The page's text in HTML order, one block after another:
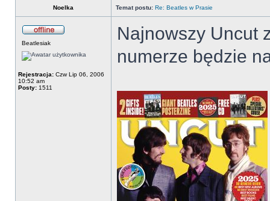
Noelka Temat postu: Re: Beatles w Prasie
Beatlesiak
Rejestracja: Czw Lip 06, 2006
10:52 am
Posty: 1511
Najnowszy Uncut
numerze będzie